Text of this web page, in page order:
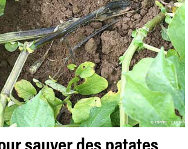
sauver des patates